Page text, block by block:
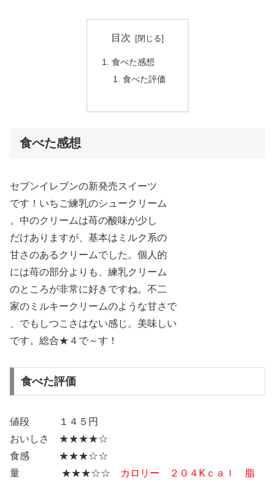
目次
食べた感想
食べた評価
食べた感想
セブンイレブンの新発売スイーツ
です！いちご練乳のシュークリーム
。中のクリームは苺の酸味が少し
だけありますが、基本はミルク系の
甘さのあるクリームでした。個人的
には苺の部分よりも、練乳クリーム
のところが非常に好きですね。不二
家のミルキークリームのような甘さで
、でもしつこさはない感じ。美味しい
です。総合★４で～す！
食べた評価
値段 １４５円
おいしさ ★★★★☆
食感 ★★★☆☆
量 ★★★☆☆
カロリー ２０４Kｃａｌ 脂